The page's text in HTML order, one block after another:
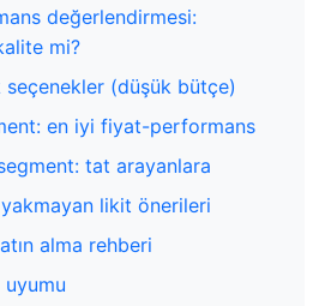
değerlendirmesi:
mi?
seçenekler (düşük bütçe)
en iyi fiyat-performans
tat arayanlara
likit önerileri
alma rehberi